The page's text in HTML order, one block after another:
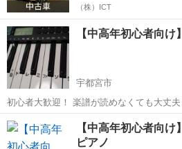
（株）ICT
【中高年初心者向け
宇都宮市
初心者大歓迎！ 楽譜が読めなくても大丈夫
キーボードを使ったグループレッスンでお
2・第４金曜日の午前10時～11時半まで
栃木 宇都宮市 ピアノ キーボ
【中高年初心者向け
ピアノ